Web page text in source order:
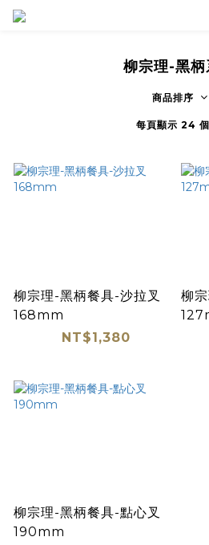
柳宗理-黑柄
商品排序
每頁顯示 24 個
柳宗理-黑柄餐具-沙拉叉
168mm
NT$1,380
柳
柳宗理-黑柄餐具-點心叉
190mm